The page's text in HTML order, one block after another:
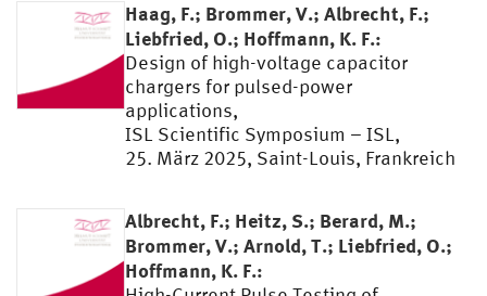
Haag, F.; Brommer, V.; Albrecht, F.;
Liebfried, O.; Hoffmann, K. F.:
Design of high-voltage capacitor
chargers for pulsed-power
applications,
ISL Scientific Symposium – ISL,
25. März 2025, Saint-Louis, Frankreich
Albrecht, F.; Heitz, S.; Berard, M.;
Brommer, V.; Arnold, T.; Liebfried, O.;
Hoffmann, K. F.: